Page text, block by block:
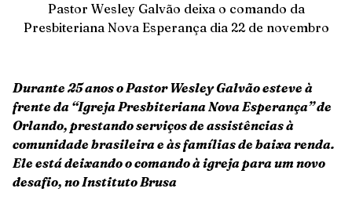
Pastor Wesley Galvão deixa o comando da
Presbiteriana Nova Esperança dia 22 de novembro
Durante 25 anos o Pastor Wesley Galvão esteve à
frente da “Igreja Presbiteriana Nova Esperança” de
Orlando, prestando serviços de assistências à
comunidade brasileira e às famílias de baixa renda.
Ele está deixando o comando à igreja para um novo
desafio, no Instituto Brusa